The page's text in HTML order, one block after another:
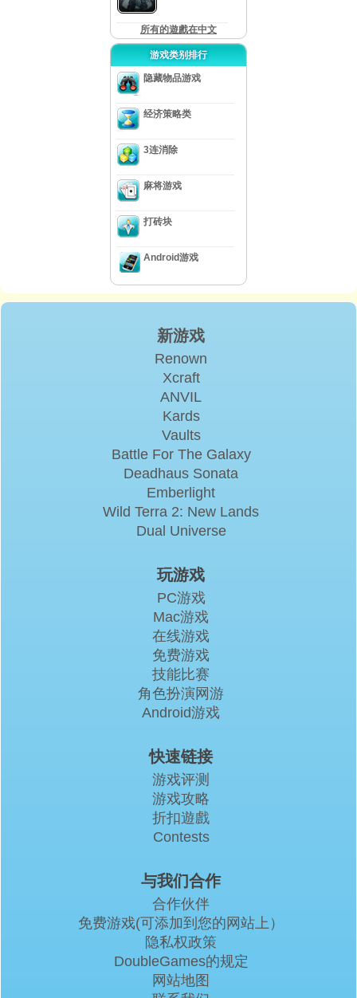
所有的遊戲在中文
游戏类别排行
隐藏物品游戏
经济策略类
3连消除
麻将游戏
打砖块
Android游戏
新游戏
Renown
Xcraft
ANVIL
Kards
Vaults
Battle For The Galaxy
Deadhaus Sonata
Emberlight
Wild Terra 2: New Lands
Dual Universe
玩游戏
PC游戏
Mac游戏
在线游戏
免费游戏
技能比赛
角色扮演网游
Android游戏
快速链接
游戏评测
游戏攻略
折扣遊戲
Contests
与我们合作
合作伙伴
免费游戏(可添加到您的网站上）
隐私权政策
DoubleGames的规定
网站地图